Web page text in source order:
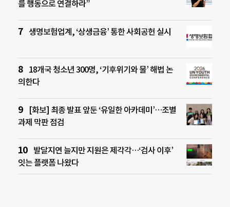
를 행동으로 연결하라”
생명보험업계, ‘상생금융’ 통한 사회공헌 실시
18개국 청소년 300명, ‘기후위기와 물’ 해법 논
의한다
[화보] 최종 발표 앞둔 ‘유일한 아카데미’…조별
과제 막판 점검
발달지연 늘지만 지원은 제각각…‘검사 이후’
잇는 플랫폼 나왔다